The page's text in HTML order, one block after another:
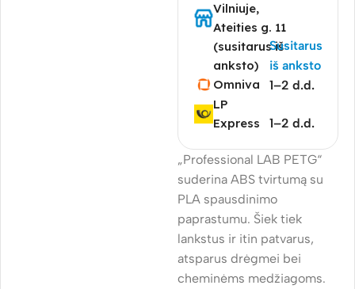
Vilniuje,
Ateities g. 11
(susitarus iš
anksto)
Susitarus
iš anksto
Omniva
1–2 d.d.
LP
Express
1–2 d.d.
„Professional LAB PETG“
suderina ABS tvirtumą su
PLA spausdinimo
paprastumu. Šiek tiek
lankstus ir itin patvarus,
atsparus drėgmei bei
cheminėms medžiagoms.